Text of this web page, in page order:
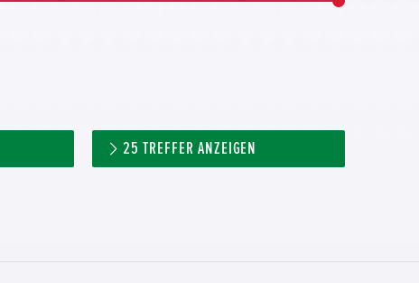
25 TREFFER ANZEIGEN